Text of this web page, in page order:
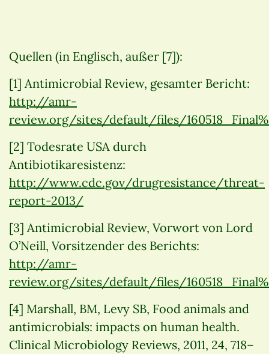
Quellen (in Englisch, außer [7]):
[1] Antimicrobial Review, gesamter Bericht:
http://amr-
review.org/sites/default/files/
[2] Todesrate USA durch
Antibiotikaresistenz:
http://www.cdc.gov/drugresistance/threat-
report-2013/
[3] Antimicrobial Review, Vorwort von Lord
O’Neill, Vorsitzender des Berichts:
http://amr-
review.org/sites/default/files/
[4] Marshall, BM, Levy SB, Food animals and
antimicrobials: impacts on human health.
Clinical Microbiology Reviews, 2011, 24, 718–